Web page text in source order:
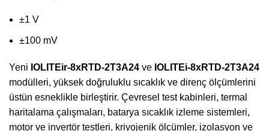
±1 V
±100 mV
Yeni IOLITEir-8xRTD-2T3A24 ve IOLITEi-8xRTD-2T3A24
modülleri, yüksek doğruluklu sıcaklık ve direnç ölçümlerini
üstün esneklikle birleştirir. Çevresel test kabinleri, termal
haritalama çalışmaları, batarya sıcaklık izleme sistemleri,
motor ve invertör testleri, kriyojenik ölçümler, izolasyon ve